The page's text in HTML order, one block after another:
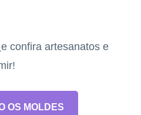
e confira artesanatos e
OS MOLDES